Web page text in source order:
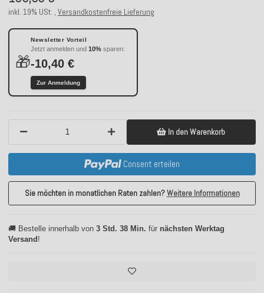
inkl. 19% USt. , Versandkostenfreie Lieferung
🎁
Newsletter Vorteil
Jetzt anmelden und 10% sparen:
-10,40 €
Zur Anmeldung
In den Warenkorb
Consent erteilen
Sie möchten in monatlichen Raten zahlen?Weitere Informationen
🚚 Bestelle innerhalb von 3 Std. 38 Min. für nächsten Werktag
Versand!